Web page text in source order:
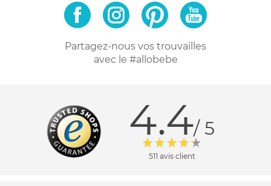
Partagez-nous vos trouvailles
avec le #allobebe
4.4/ 5
511 avis client